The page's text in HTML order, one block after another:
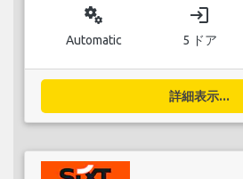
miscellaneous_services
Automatic
login
5 ドア
詳細表示...